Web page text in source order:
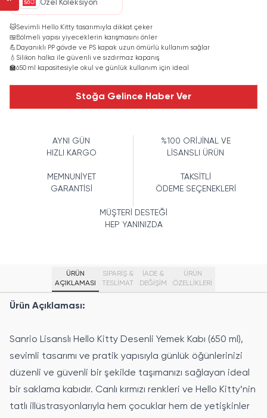
Özel Koleksiyon
🐱Sevimli Hello Kitty tasarımıyla dikkat çeker
🍱 Bölmeli yapısı yiyeceklerin karışmasını önler
💪 Dayanıklı PP gövde ve PS kapak uzun ömürlü kullanım sağlar
💧 Silikon halka ile güvenli ve sızdırmaz kapanış
🏫650 ml kapasitesiyle okul ve günlük kullanım için ideal
Stoğa Gelince Haber Ver
AYNI GÜN
HIZLI KARGO
%100 ORİJİNAL VE
LİSANSLI ÜRÜN
MEMNUNİYET
GARANTİSİ
TAKSİTLİ
ÖDEME SEÇENEKLERİ
MÜŞTERİ DESTEĞİ
HEP YANINIZDA
ÜRÜN
AÇIKLAMASI
SİPARİŞ &
TESLİMAT
İADE &
DEĞİŞİM
ÜRÜN
ÖZELLIKLERI
Ürün Açıklaması:
Sanrio Lisanslı Hello Kitty Desenli Yemek Kabı (650 ml),
sevimli tasarımı ve pratik yapısıyla günlük öğünlerinizi
düzenli ve güvenli bir şekilde taşımanızı sağlayan ideal
bir saklama kabıdır. Canlı kırmızı renkleri ve Hello Kitty’nin
tatlı illüstrasyonlarıyla hem çocuklar hem de yetişkinler